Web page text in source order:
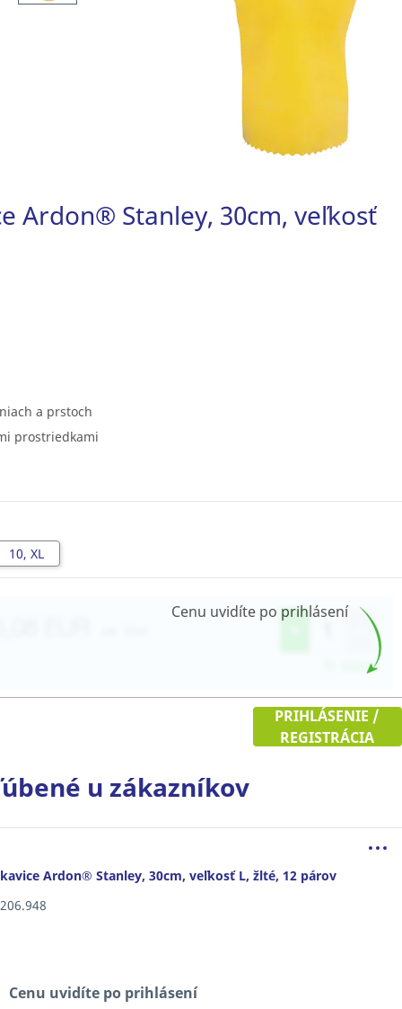
Ardon® Stanley, 30cm, veľkosť
a prstoch
prostriedkami
10, XL
Cenu uvidíte po prihlásení
PRIHLÁSENIE /
REGISTRÁCIA
u zákazníkov
Ardon® Stanley, 30cm, veľkosť L, žlté, 12 párov
Cenu uvidíte po prihlásení